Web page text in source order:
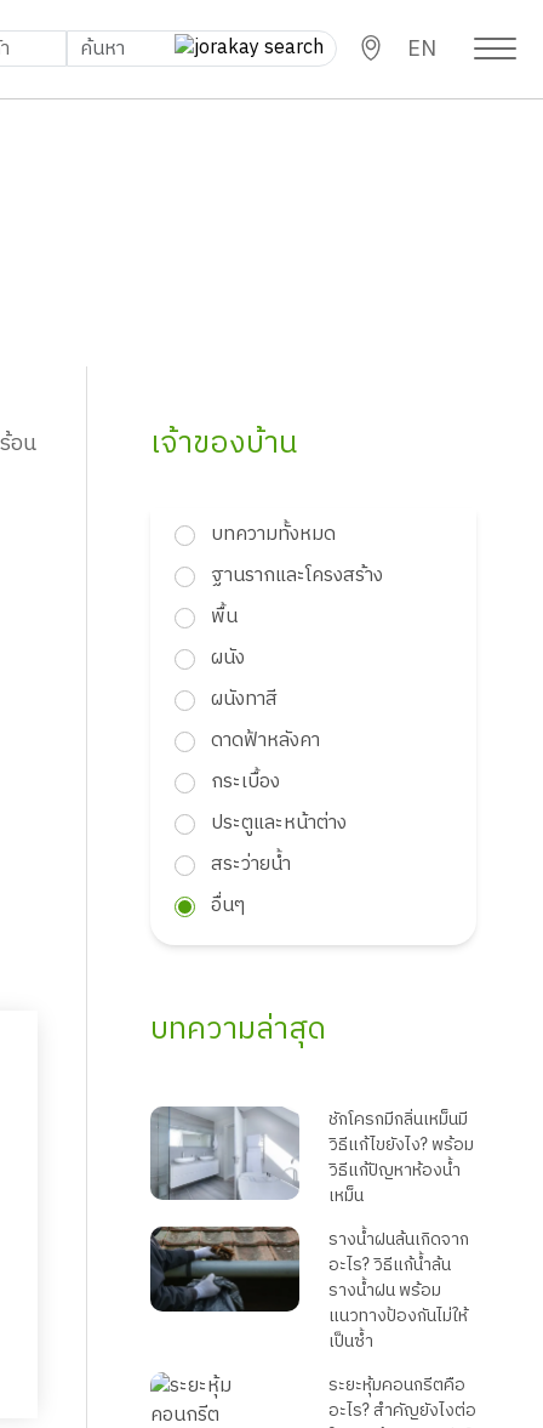
EN
อน เจ้าของบ้าน
บทความทั้งหมด
ฐานรากและโครงสร้าง
พื้น
ผนัง
ผนังทาสี
ดาดฟ้าหลังคา
กระเบื้อง
ประตูและหน้าต่าง
สระว่ายน้ำ
อื่นๆ
บทความล่าสุด
ชักโครกมีกลิ่นเหม็นมี
วิธีแก้ไขยังไง? พร้อม
วิธีแก้ปัญหาห้องน้ำ
เหม็น
รางน้ำฝนล้นเกิดจาก
อะไร? วิธีแก้น้ำล้น
รางน้ำฝน พร้อม
แนวทางป้องกันไม่ให้
เป็นซ้ำ
ระยะหุ้มคอนกรีตคือ
อะไร? สำคัญยังไงต่อ